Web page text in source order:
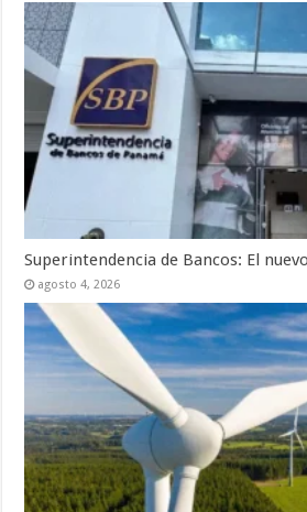
Superintendencia de Bancos: El
agosto 4, 2026